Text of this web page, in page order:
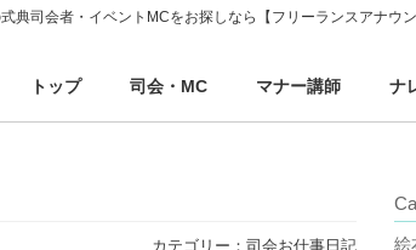
典司会者・イベントMCをお探しなら【フリーランスアナウ
トップ 司会・MC マナー講師 ナ
カテゴリー：司会お仕事日記
絵